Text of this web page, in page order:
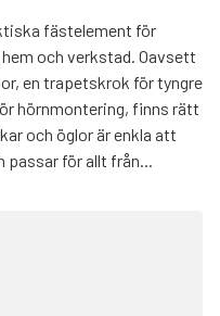
fästelement för
och verkstad. Oavsett
en trapetskrok för tyngre
hörnmontering, finns rätt
och öglor är enkla att
passar för allt från...